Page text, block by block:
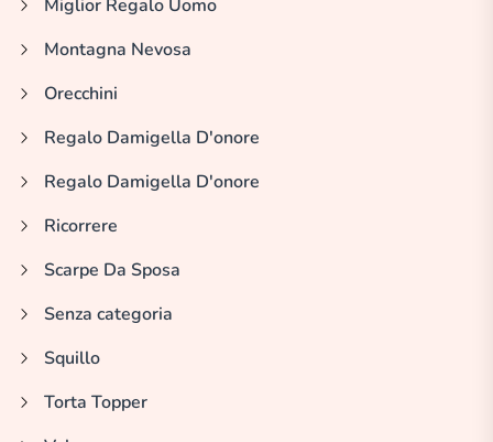
Miglior Regalo Uomo
Montagna Nevosa
Orecchini
Regalo Damigella D'onore
Regalo Damigella D'onore
Ricorrere
Scarpe Da Sposa
Senza categoria
Squillo
Torta Topper